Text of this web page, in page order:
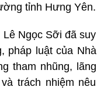
tỉnh Hưng Yên.
Ngọc Sỡi đã suy
pháp luật của Nhà
tham nhũng, lãng
trách nhiệm nêu